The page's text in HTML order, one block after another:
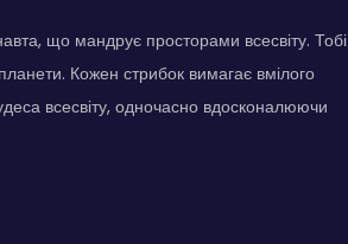
що мандрує просторами всесвіту. Тобі
Кожен стрибок вимагає вмілого
всесвіту, одночасно вдосконалюючи